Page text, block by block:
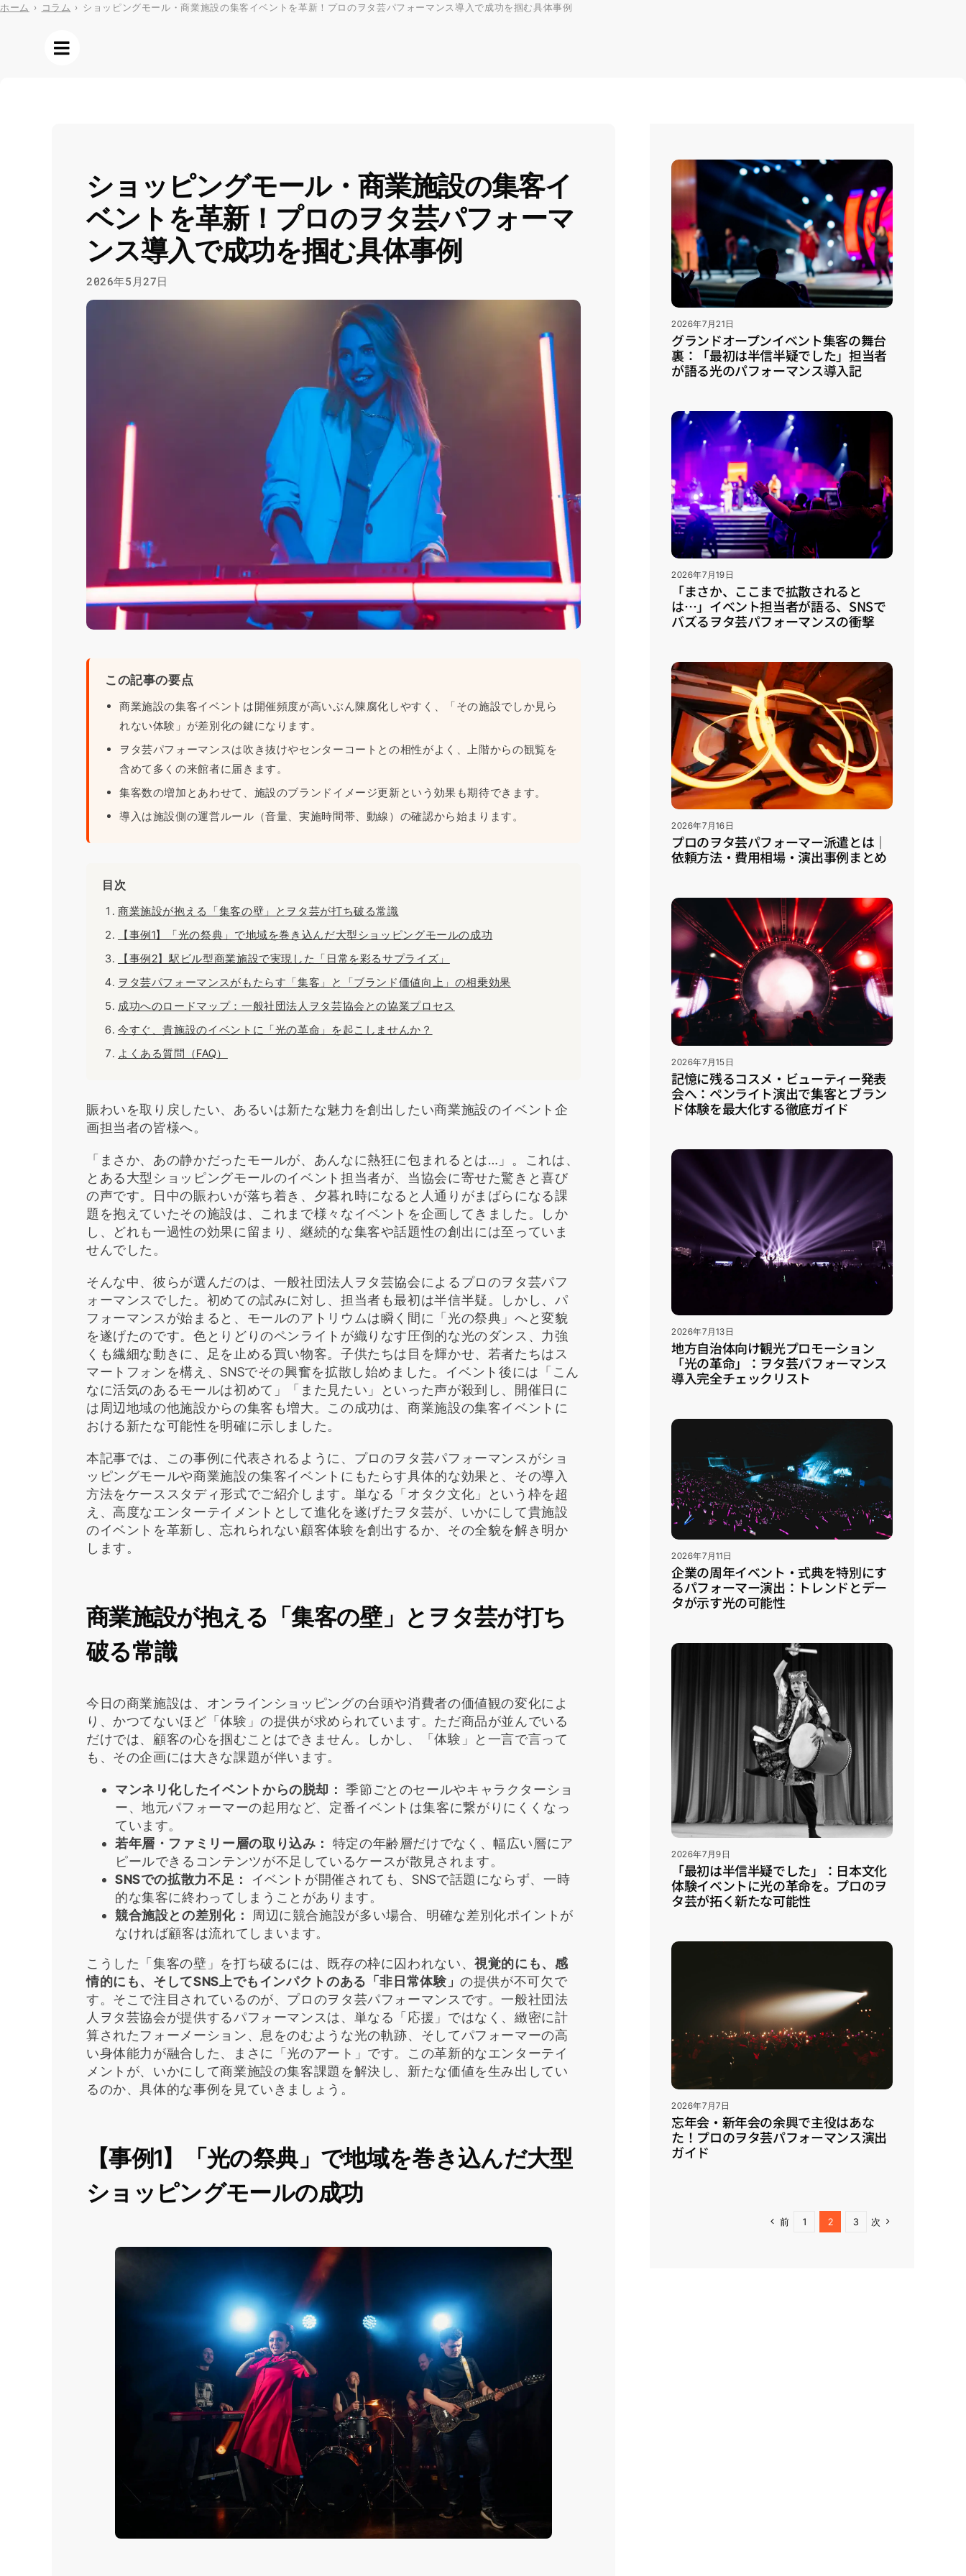
Skip
ホーム › コラム › ショッピングモール・商業施設の集客イベントを革新！プロのヲタ芸パフォーマンス導入で成功を掴む具体事例
ショッピングモール・商業施設の集客イ
ベントを革新！プロのヲタ芸パフォーマ
ンス導入で成功を掴む具体事例
2026年5月27日
この記事の要点
商業施設の集客イベントは開催頻度が高いぶん陳腐化しやすく、「その施設でしか見ら
れない体験」が差別化の鍵になります。
ヲタ芸パフォーマンスは吹き抜けやセンターコートとの相性がよく、上階からの観覧を
含めて多くの来館者に届きます。
集客数の増加とあわせて、施設のブランドイメージ更新という効果も期待できます。
導入は施設側の運営ルール（音量、実施時間帯、動線）の確認から始まります。
目次
商業施設が抱える「集客の壁」とヲタ芸が打ち破る常識
【事例1】「光の祭典」で地域を巻き込んだ大型ショッピングモールの成功
【事例2】駅ビル型商業施設で実現した「日常を彩るサプライズ」
ヲタ芸パフォーマンスがもたらす「集客」と「ブランド価値向上」の相乗効果
成功へのロードマップ：一般社団法人ヲタ芸協会との協業プロセス
今すぐ、貴施設のイベントに「光の革命」を起こしませんか？
よくある質問（FAQ）
賑わいを取り戻したい、あるいは新たな魅力を創出したい商業施設のイベント企
画担当者の皆様へ。
「まさか、あの静かだったモールが、あんなに熱狂に包まれるとは…」。これは、
とある大型ショッピングモールのイベント担当者が、当協会に寄せた驚きと喜び
の声です。日中の賑わいが落ち着き、夕暮れ時になると人通りがまばらになる課
題を抱えていたその施設は、これまで様々なイベントを企画してきました。しか
し、どれも一過性の効果に留まり、継続的な集客や話題性の創出には至っていま
せんでした。
そんな中、彼らが選んだのは、一般社団法人ヲタ芸協会によるプロのヲタ芸パフ
ォーマンスでした。初めての試みに対し、担当者も最初は半信半疑。しかし、パ
フォーマンスが始まると、モールのアトリウムは瞬く間に「光の祭典」へと変貌
を遂げたのです。色とりどりのペンライトが織りなす圧倒的な光のダンス、力強
くも繊細な動きに、足を止める買い物客。子供たちは目を輝かせ、若者たちはス
マートフォンを構え、SNSでその興奮を拡散し始めました。イベント後には「こん
なに活気のあるモールは初めて」「また見たい」といった声が殺到し、開催日に
は周辺地域の他施設からの集客も増大。この成功は、商業施設の集客イベントに
おける新たな可能性を明確に示しました。
本記事では、この事例に代表されるように、プロのヲタ芸パフォーマンスがショ
ッピングモールや商業施設の集客イベントにもたらす具体的な効果と、その導入
方法をケーススタディ形式でご紹介します。単なる「オタク文化」という枠を超
え、高度なエンターテイメントとして進化を遂げたヲタ芸が、いかにして貴施設
のイベントを革新し、忘れられない顧客体験を創出するか、その全貌を解き明か
します。
商業施設が抱える「集客の壁」とヲタ芸が打ち
破る常識
今日の商業施設は、オンラインショッピングの台頭や消費者の価値観の変化によ
り、かつてないほど「体験」の提供が求められています。ただ商品が並んでいる
だけでは、顧客の心を掴むことはできません。しかし、「体験」と一言で言って
も、その企画には大きな課題が伴います。
マンネリ化したイベントからの脱却： 季節ごとのセールやキャラクターショ
ー、地元パフォーマーの起用など、定番イベントは集客に繋がりにくくなっ
ています。
若年層・ファミリー層の取り込み：
特定の年齢層だけでなく、幅広い層にア
ピールできるコンテンツが不足しているケースが散見されます。
SNSでの拡散力不足：
イベントが開催されても、SNSで話題にならず、一時
的な集客に終わってしまうことがあります。
競合施設との差別化：
周辺に競合施設が多い場合、明確な差別化ポイントが
なければ顧客は流れてしまいます。
こうした「集客の壁」を打ち破るには、既存の枠に囚われない、視覚的にも、感
情的にも、そしてSNS上でもインパクトのある「非日常体験」の提供が不可欠で
す。そこで注目されているのが、プロのヲタ芸パフォーマンスです。一般社団法
人ヲタ芸協会が提供するパフォーマンスは、単なる「応援」ではなく、緻密に計
算されたフォーメーション、息をのむような光の軌跡、そしてパフォーマーの高
い身体能力が融合した、まさに「光のアート」です。この革新的なエンターテイ
メントが、いかにして商業施設の集客課題を解決し、新たな価値を生み出してい
るのか、具体的な事例を見ていきましょう。
【事例1】「光の祭典」で地域を巻き込んだ大型
ショッピングモールの成功
2026年7月21日
グランドオープンイベント集客の舞台
裏：「最初は半信半疑でした」担当者
が語る光のパフォーマンス導入記
2026年7月19日
「まさか、ここまで拡散されると
は…」イベント担当者が語る、SNSで
バズるヲタ芸パフォーマンスの衝撃
2026年7月16日
プロのヲタ芸パフォーマー派遣とは｜
依頼方法・費用相場・演出事例まとめ
2026年7月15日
記憶に残るコスメ・ビューティー発表
会へ：ペンライト演出で集客とブラン
ド体験を最大化する徹底ガイド
2026年7月13日
地方自治体向け観光プロモーション
「光の革命」：ヲタ芸パフォーマンス
導入完全チェックリスト
2026年7月11日
企業の周年イベント・式典を特別にす
るパフォーマー演出：トレンドとデー
タが示す光の可能性
2026年7月9日
「最初は半信半疑でした」：日本文化
体験イベントに光の革命を。プロのヲ
タ芸が拓く新たな可能性
2026年7月7日
忘年会・新年会の余興で主役はあな
た！プロのヲタ芸パフォーマンス演出
ガイド
前 1 2 3 次